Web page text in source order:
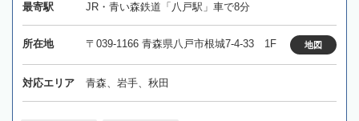
最寄駅 JR・青い森鉄道「八戸駅」車で8分
所在地 〒039-1166 青森県八戸市根城7-4-33 1F 地図
対応エリア 青森、岩手、秋田